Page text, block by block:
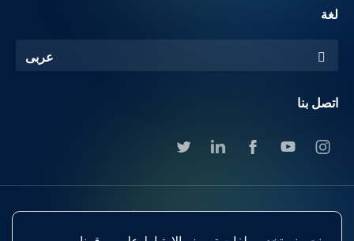
لغة
عربى
اتصل بنا